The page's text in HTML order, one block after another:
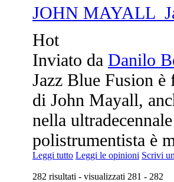
JOHN MAYALL 
Hot
Inviato da Danilo
Jazz Blue Fusion
di John Mayall,
nella
polistrumentista è
Leggi tutto Leggi le opinioni Scrivi
282 risultati - visualizzati 281 - 282